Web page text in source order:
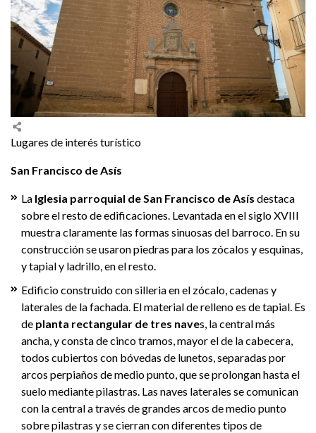
Lugares de interés turístico
San Francisco de Asís
La Iglesia parroquial de San Francisco de Asís destaca
sobre el resto de edificaciones. Levantada en el siglo XVIII
muestra claramente las formas sinuosas del barroco. En su
construcción se usaron piedras para los zócalos y esquinas,
y tapial y ladrillo, en el resto.
Edificio construido con silleria en el zócalo, cadenas y
laterales de la fachada. El material de relleno es de tapial. Es
de planta rectangular de tres naves, la central más
ancha, y consta de cinco tramos, mayor el de la cabecera,
todos cubiertos con bóvedas de lunetos, separadas por
arcos perpiaños de medio punto, que se prolongan hasta el
suelo mediante pilastras. Las naves laterales se comunican
con la central a través de grandes arcos de medio punto
sobre pilastras y se cierran con diferentes tipos de